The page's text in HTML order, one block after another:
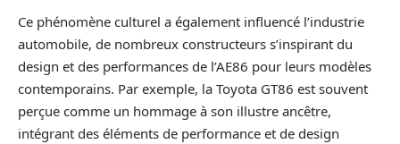
Ce phénomène culturel a également influencé l’industrie
automobile, de nombreux constructeurs s’inspirant du
design et des performances de l’AE86 pour leurs modèles
contemporains. Par exemple, la Toyota GT86 est souvent
perçue comme un hommage à son illustre ancêtre,
intégrant des éléments de performance et de design